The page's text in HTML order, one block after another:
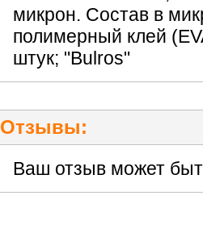
микрон. Состав в
полимерный клей
штук; "Bulros"
Отзывы:
Ваш отзыв может